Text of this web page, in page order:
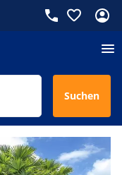
Suchen